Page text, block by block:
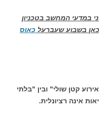
במדעי המחשב בטכניון
בשבוע שעברעל כאוס
קטן שולי" ובין "בלתי
אינה רציונלית.